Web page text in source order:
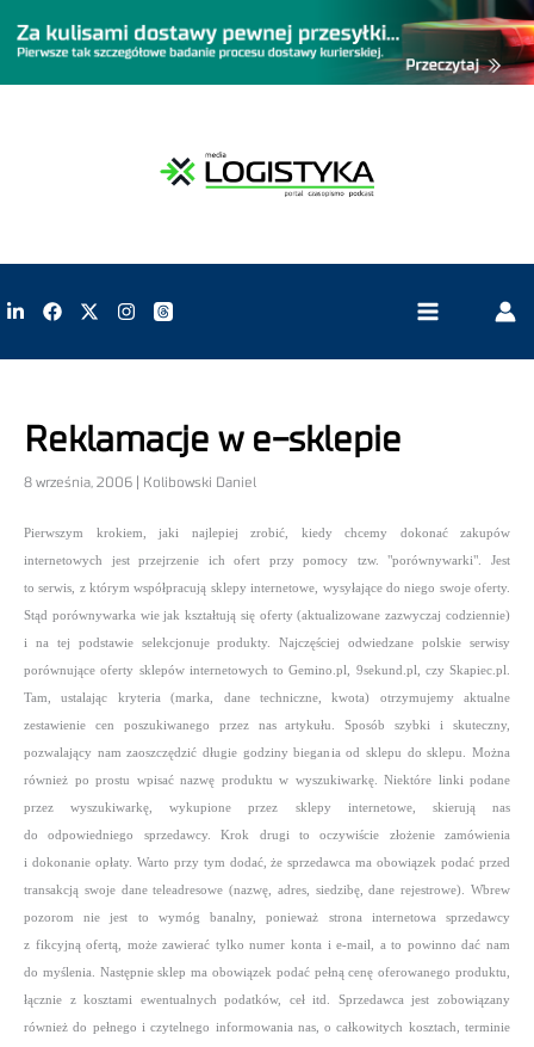
Reklamacje w e-sklepie
8 września, 2006 | Kolibowski Daniel
Pierwszym krokiem, jaki najlepiej zrobić, kiedy chcemy dokonać zakupów
internetowych jest przejrzenie ich ofert przy pomocy tzw. "porównywarki". Jest
to serwis, z którym współpracują sklepy internetowe, wysyłające do niego swoje oferty.
Stąd porównywarka wie jak kształtują się oferty (aktualizowane zazwyczaj codziennie)
i na tej podstawie selekcjonuje produkty. Najczęściej odwiedzane polskie serwisy
porównujące oferty sklepów internetowych to Gemino.pl, 9sekund.pl, czy Skapiec.pl.
Tam, ustalając kryteria (marka, dane techniczne,kwota) otrzymujemy aktualne
zestawienie cen poszukiwanego przez nas artykułu. Sposób szybki i skuteczny,
pozwalający nam zaoszczędzić długie godziny biegania od sklepu do sklepu. Można
również po prostu wpisać nazwę produktu w wyszukiwarkę. Niektóre linki podane
przez wyszukiwarkę, wykupione przez sklepy internetowe, skierują nas
do odpowiedniego sprzedawcy. Krok drugi to oczywiście złożenie zamówienia
i dokonanie opłaty. Warto przy tym dodać, że sprzedawca ma obowiązek podać przed
transakcją swoje daneteleadresowe (nazwę, adres, siedzibę, dane rejestrowe). Wbrew
pozorom nie jest to wymóg banalny, ponieważ strona internetowa sprzedawcy
z fikcyjną ofertą, może zawierać tylko numer konta i e-mail, a to powinno dać nam
do myślenia. Następnie sklep ma obowiązek podać pełną cenę oferowanego produktu,
łącznie z kosztami ewentualnych podatków, ceł itd. Sprzedawca jest zobowiązany
również do pełnego i czytelnego informowania nas, o całkowitych kosztach, terminie